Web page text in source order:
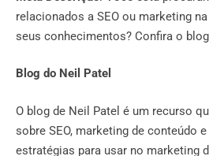
relacionados a SEO ou marketing
seus conhecimentos? Confira o
Blog do Neil Patel
O blog de Neil Patel é um recurso
sobre SEO, marketing de conteúdo
estratégias para usar no marketing